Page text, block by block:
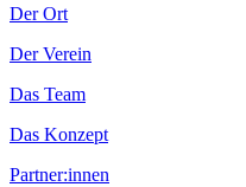
Der Ort
Der Verein
Das Team
Das Konzept
Partner:innen